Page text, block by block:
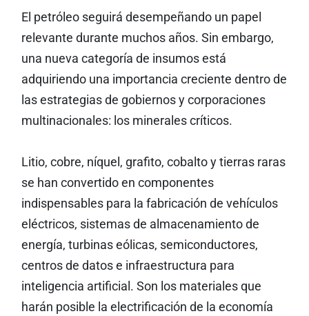
El petróleo seguirá desempeñando un papel
relevante durante muchos años. Sin embargo,
una nueva categoría de insumos está
adquiriendo una importancia creciente dentro de
las estrategias de gobiernos y corporaciones
multinacionales: los minerales críticos.
Litio, cobre, níquel, grafito, cobalto y tierras raras
se han convertido en componentes
indispensables para la fabricación de vehículos
eléctricos, sistemas de almacenamiento de
energía, turbinas eólicas, semiconductores,
centros de datos e infraestructura para
inteligencia artificial. Son los materiales que
harán posible la electrificación de la economía